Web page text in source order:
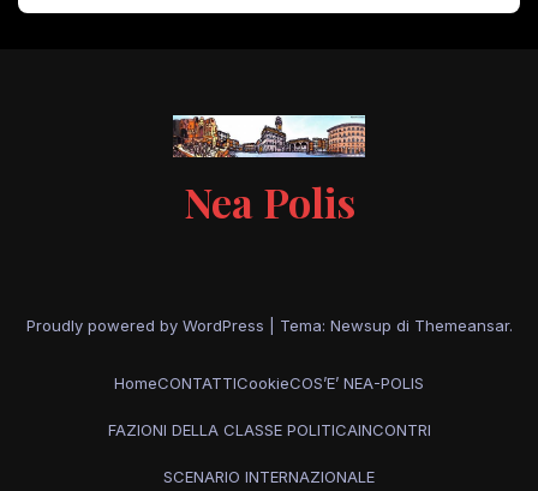
Nea Polis
Proudly powered by WordPress Tema: Newsup di Themeansar.
HomeCONTATTICookieCOS’E’ NEA-POLIS
FAZIONI DELLA CLASSE POLITICAINCONTRI
SCENARIO INTERNAZIONALE